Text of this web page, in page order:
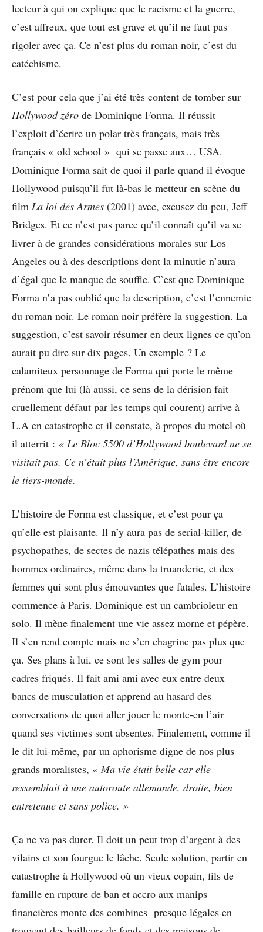
lecteur à qui on explique que le racisme et la guerre,
c’est affreux, que tout est grave et qu’il ne faut pas
rigoler avec ça. Ce n’est plus du roman noir, c’est du
catéchisme.
C’est pour cela que j’ai été très content de tomber sur
Hollywood zéro de Dominique Forma. Il réussit
l’exploit d’écrire un polar très français, mais très
français « old school » qui se passe aux… USA.
Dominique Forma sait de quoi il parle quand il évoque
Hollywood puisqu’il fut là-bas le metteur en scène du
film La loi des Armes (2001) avec, excusez du peu, Jeff
Bridges. Et ce n’est pas parce qu’il connaît qu’il va se
livrer à de grandes considérations morales sur Los
Angeles ou à des descriptions dont la minutie n’aura
d’égal que le manque de souffle. C’est que Dominique
Forma n’a pas oublié que la description, c’est l’ennemie
du roman noir. Le roman noir préfère la suggestion. La
suggestion, c’est savoir résumer en deux lignes ce qu’on
aurait pu dire sur dix pages. Un exemple ? Le
calamiteux personnage de Forma qui porte le même
prénom que lui (là aussi, ce sens de la dérision fait
cruellement défaut par les temps qui courent) arrive à
L.A en catastrophe et il constate, à propos du motel où
il atterrit : « Le Bloc 5500 d’Hollywood boulevard ne se
visitait pas. Ce n’était plus l’Amérique, sans être encore
le tiers-monde.
L’histoire de Forma est classique, et c’est pour ça
qu’elle est plaisante. Il n’y aura pas de serial-killer, de
psychopathes, de sectes de nazis télépathes mais des
hommes ordinaires, même dans la truanderie, et des
femmes qui sont plus émouvantes que fatales. L’histoire
commence à Paris. Dominique est un cambrioleur en
solo. Il mène finalement une vie assez morne et pépère.
Il s’en rend compte mais ne s’en chagrine pas plus que
ça. Ses plans à lui, ce sont les salles de gym pour
cadres friqués. Il fait ami ami avec eux entre deux
bancs de musculation et apprend au hasard des
conversations de quoi aller jouer le monte-en l’air
quand ses victimes sont absentes. Finalement, comme il
le dit lui-même, par un aphorisme digne de nos plus
grands moralistes, « Ma vie était belle car elle
ressemblait à une autoroute allemande, droite, bien
entretenue et sans police. »
Ça ne va pas durer. Il doit un peut trop d’argent à des
vilains et son fourgue le lâche. Seule solution, partir en
catastrophe à Hollywood où un vieux copain, fils de
famille en rupture de ban et accro aux manips
financières monte des combines presque légales en